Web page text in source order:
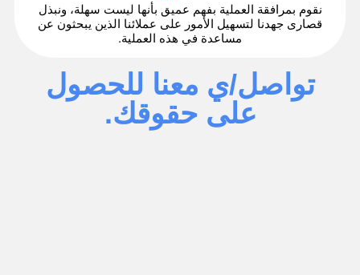
نقوم بمرافقة العملية بفهم عميق بأنها ليست سهلة، ونبذل
قصارى جهدنا لتسهيل الأمور على عملائنا الذين يبحثون عن
مساعدة في هذه العملية.
تواصل/ي معنا للحصول
على حقوقك.